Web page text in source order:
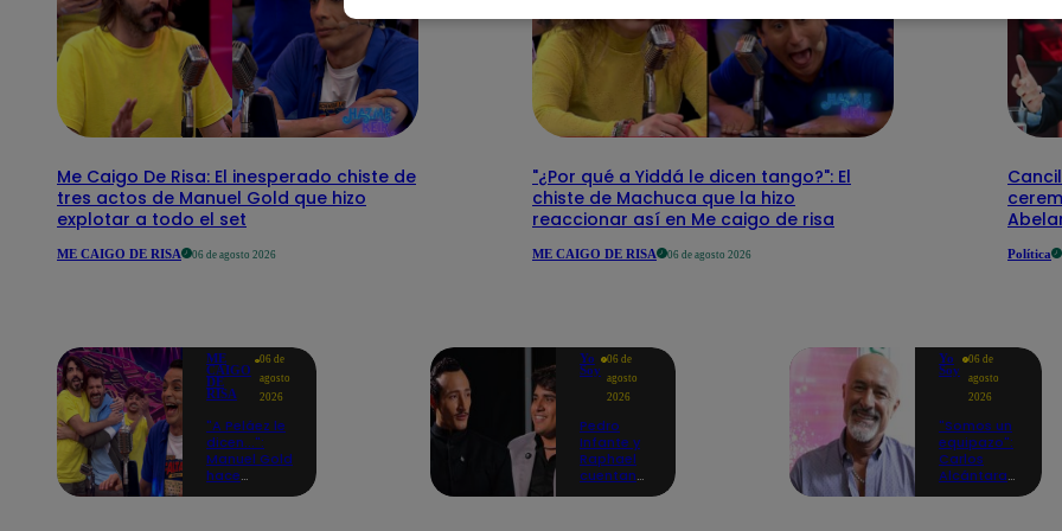
Me Caigo De Risa: El inesperado chiste de
tres actos de Manuel Gold que hizo
explotar a todo el set
ME CAIGO DE RISA 06 de agosto 2026
"¿Por qué a Yiddá le dicen tango?": El
chiste de Machuca que la hizo
reaccionar así en Me caigo de risa
ME CAIGO DE RISA 06 de agosto 2026 Política
ME
CAIGO
DE
RISA
06 de
agosto
2026
"A Peláez le
dicen...":
Manuel Gold
hace
Yo
Soy
06 de
agosto
2026
Pedro
Infante y
Raphael
cuentan
Yo
Soy
06 de
agosto
2026
"Somos un
equipazo":
Carlos
Alcántara